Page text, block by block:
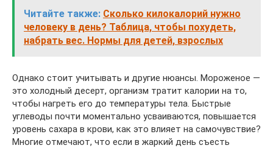
Читайте также: Сколько килокалорий нужно
человеку в день? Таблица, чтобы похудеть,
набрать вес. Нормы для детей, взрослых
Однако стоит учитывать и другие нюансы. Мороженое —
это холодный десерт, организм тратит калории на то,
чтобы нагреть его до температуры тела. Быстрые
углеводы почти моментально усваиваются, повышается
уровень сахара в крови, как это влияет на самочувствие?
Многие отмечают, что если в жаркий день съесть